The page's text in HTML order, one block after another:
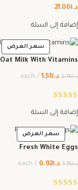
د.ا21.00
إضافة إلى السلة
سعر العرض
Oat Milk With Vitamins
د.ا2.16 د.ا1.51
each
إضافة إلى السلة
سعر العرض
Fresh White Eggs
د.ا1.15 د.ا0.92
each